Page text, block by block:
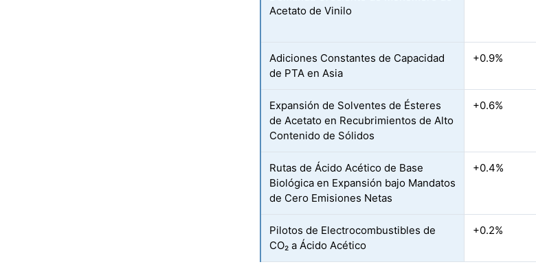
Acetato de Vinilo
Adiciones Constantes de Capacidad
de PTA en Asia
+0.9%
Expansión de Solventes de Ésteres
de Acetato en Recubrimientos de Alto
Contenido de Sólidos
+0.6%
Rutas de Ácido Acético de Base
Biológica en Expansión bajo Mandatos
de Cero Emisiones Netas
+0.4%
Pilotos de Electrocombustibles de
CO₂ a Ácido Acético
+0.2%